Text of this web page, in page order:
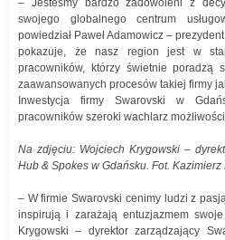
– Jesteśmy bardzo zadowoleni z
swojego globalnego centrum
powiedział Paweł Adamowicz –
pokazuje, że nasz region jest w
pracowników, którzy świetnie poradzą
zaawansowanych procesów takiej firmy
Inwestycja firmy Swarovski w
pracowników szeroki wachlarz
Na zdjęciu: Wojciech Krygowski –
Hub & Spokes w Gdańsku. Fot. Kazimierz
– W firmie Swarovski cenimy ludzi z
inspirują i zarażają entuzjazmem
Krygowski – dyrektor zarządzający